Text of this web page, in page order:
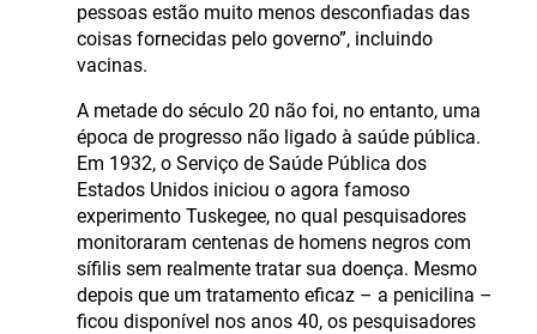
pessoas estão muito menos desconfiadas das
coisas fornecidas pelo governo”, incluindo
vacinas.
A metade do século 20 não foi, no entanto, uma
época de progresso não ligado à saúde pública.
Em 1932, o Serviço de Saúde Pública dos
Estados Unidos iniciou o agora famoso
experimento Tuskegee, no qual pesquisadores
monitoraram centenas de homens negros com
sífilis sem realmente tratar sua doença. Mesmo
depois que um tratamento eficaz – a penicilina –
ficou disponível nos anos 40, os pesquisadores